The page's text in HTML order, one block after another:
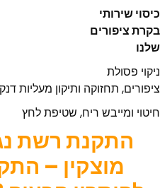
כיסוי שירותי
בקרת ציפורים
שלנו
ציפורים, תחזוקה ותיקון מעליות
חיטוי ומייבש ריח, שטיפת לחץ
התקנת רשת
מוצקין –